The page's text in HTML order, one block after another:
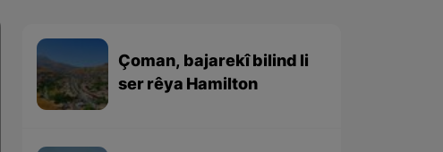
Çoman, bajarekî bilind li
ser rêya Hamilton